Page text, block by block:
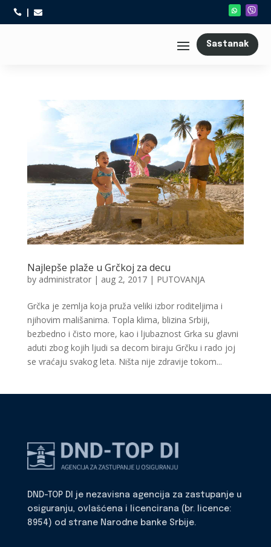
 
Sastanak
Najlepše plaže u Grčkoj za decu
by administrator| aug 2, 2017| PUTOVANJA
Grčka je zemlja koja pruža veliki izbor roditeljima i
njihovim mališanima. Topla klima, blizina Srbiji,
bezbedno i čisto more, kao i ljubaznost Grka su glavni
aduti zbog kojih ljudi sa decom biraju Grčku i rado joj
se vraćaju svakog leta. Ništa nije zdravije tokom...
DND-TOP DI je nezavisna agencija za zastupanje u
osiguranju, ovlašćena i licencirana (br. licence:
8954) od strane Narodne banke Srbije.